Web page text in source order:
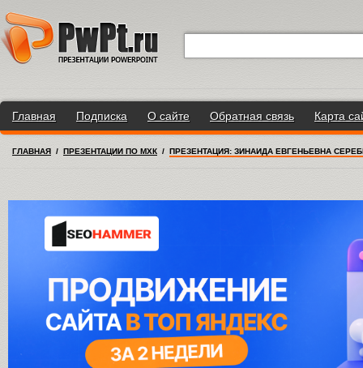
Главная Подписка О сайте Обратная связь Карта
ГЛАВНАЯ / ПРЕЗЕНТАЦИИ ПО МХК / ПРЕЗЕНТАЦИЯ: ЗИНАИДА ЕВГЕНЬЕВНА